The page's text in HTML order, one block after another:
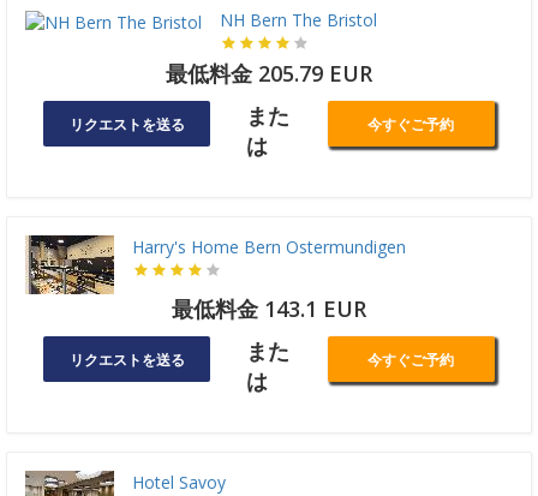
NH Bern The Bristol
最低料金 205.79 EUR
リクエストを送る
また
は
今すぐご予約
Harry's Home Bern Ostermundigen
最低料金 143.1 EUR
リクエストを送る
また
は
今すぐご予約
Hotel Savoy